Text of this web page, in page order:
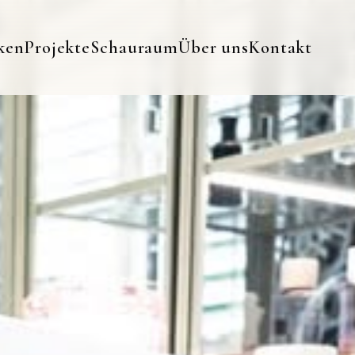
ProjekteSchauraumÜber unsKontakt